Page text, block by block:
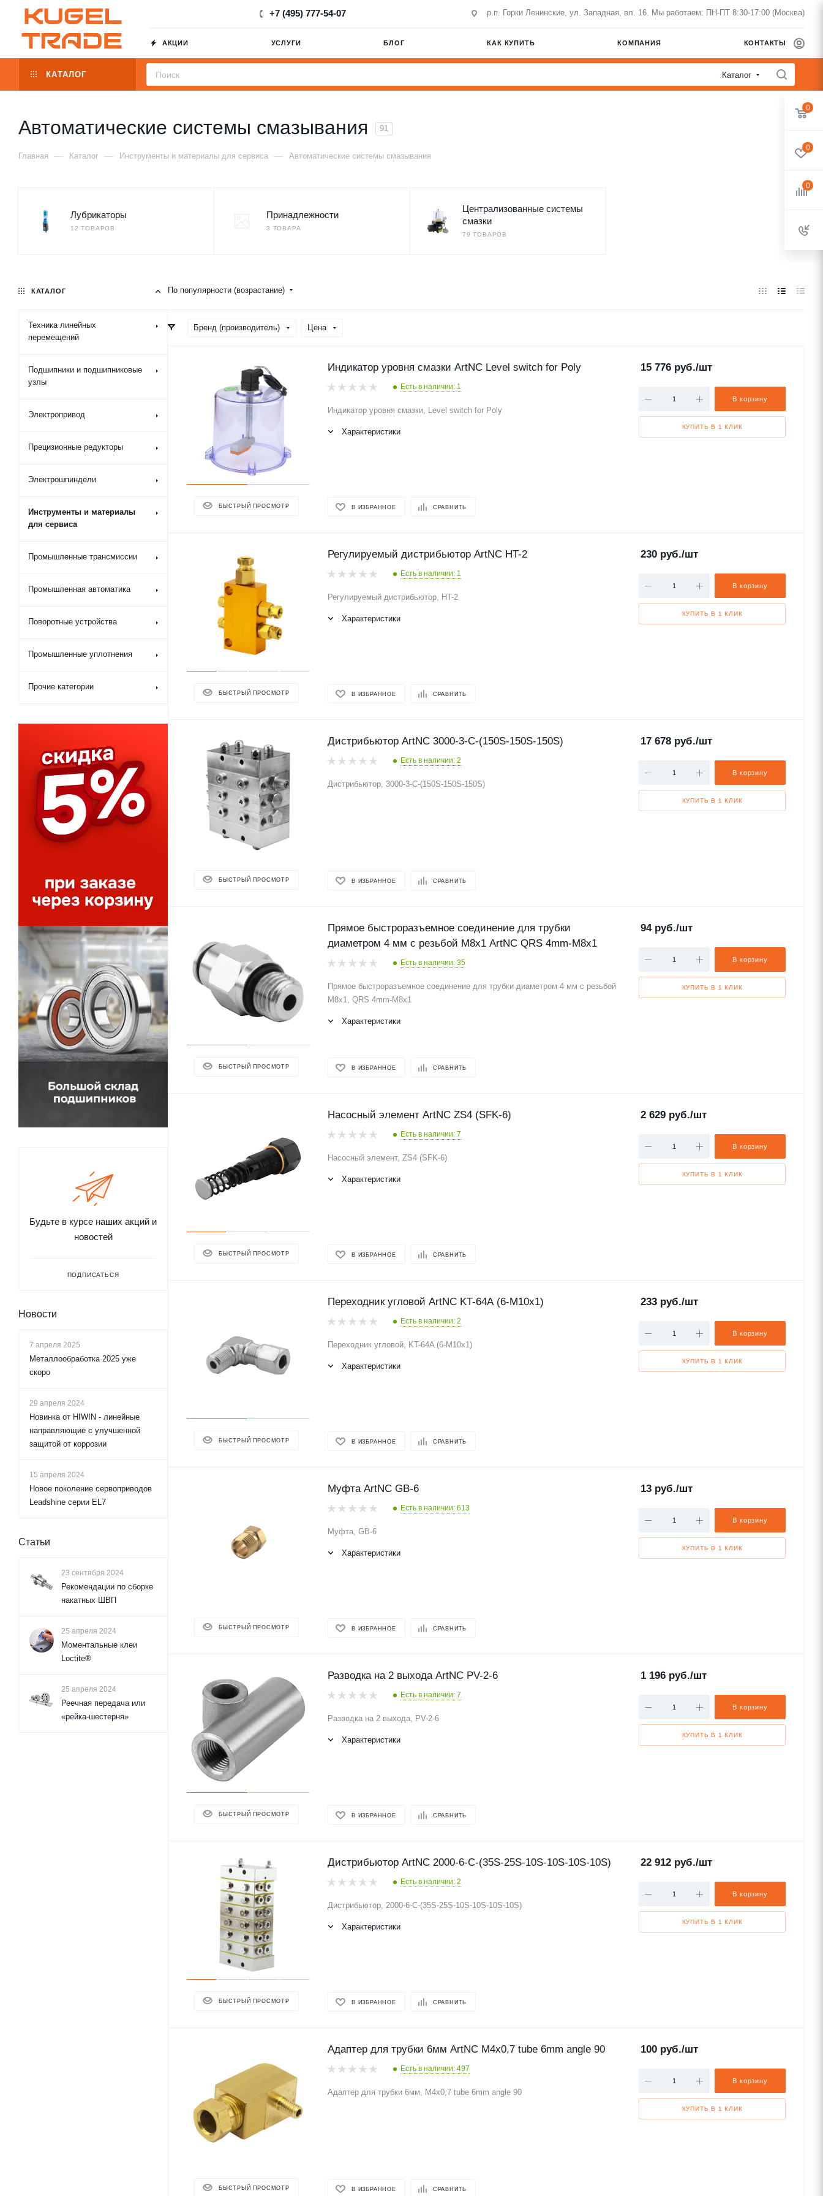
+7 (495) 777-54-07 р.п. Горки Ленинские, ул. Западная, вл. 16. Мы работаем: ПН-ПТ 8:30-17:00 (Москва)
АКЦИИ УСЛУГИ БЛОГ КАК КУПИТЬ КОМПАНИЯ КОНТАКТЫ
КАТАЛОГ Каталог
Автоматические системы смазывания 91
Главная — Каталог — Инструменты и материалы для сервиса — Автоматические системы смазывания
Лубрикаторы
12 ТОВАРОВ
Принадлежности
3 ТОВАРА
Централизованные системы
смазки
79 ТОВАРОВ
По популярности (возрастание)
Бренд (производитель) Цена
БЫСТРЫЙ ПРОСМОТР
Индикатор уровня смазки ArtNC Level switch for Poly
Есть в наличии: 1
Индикатор уровня смазки, Level switch for Poly
Характеристики
В ИЗБРАННОЕ СРАВНИТЬ
15 776 руб./шт
В корзину
КУПИТЬ В 1 КЛИК
БЫСТРЫЙ ПРОСМОТР
Регулируемый дистрибьютор ArtNC HT-2
Есть в наличии: 1
Регулируемый дистрибьютор, HT-2
Характеристики
В ИЗБРАННОЕ СРАВНИТЬ
230 руб./шт
В корзину
КУПИТЬ В 1 КЛИК
БЫСТРЫЙ ПРОСМОТР
Дистрибьютор ArtNC 3000-3-C-(150S-150S-150S)
Есть в наличии: 2
Дистрибьютор, 3000-3-C-(150S-150S-150S)
В ИЗБРАННОЕ СРАВНИТЬ
17 678 руб./шт
В корзину
КУПИТЬ В 1 КЛИК
БЫСТРЫЙ ПРОСМОТР
Прямое быстроразъемное соединение для трубки
диаметром 4 мм с резьбой М8х1 ArtNC QRS 4mm-M8x1
Есть в наличии: 35
Прямое быстроразъемное соединение для трубки диаметром 4 мм с резьбой
М8х1, QRS 4mm-M8x1
Характеристики
В ИЗБРАННОЕ СРАВНИТЬ
94руб./шт
В корзину
КУПИТЬ В 1 КЛИК
БЫСТРЫЙ ПРОСМОТР
Насосный элемент ArtNC ZS4 (SFK-6)
Есть в наличии: 7
Насосный элемент, ZS4 (SFK-6)
Характеристики
В ИЗБРАННОЕ СРАВНИТЬ
2 629 руб./шт
В корзину
КУПИТЬ В 1 КЛИК
БЫСТРЫЙ ПРОСМОТР
Переходник угловой ArtNC KT-64A (6-M10x1)
Есть в наличии: 2
Переходник угловой, KT-64A (6-M10x1)
Характеристики
В ИЗБРАННОЕ СРАВНИТЬ
233 руб./шт
В корзину
КУПИТЬ В 1 КЛИК
БЫСТРЫЙ ПРОСМОТР
Муфта ArtNC GB-6
Есть в наличии: 613
Муфта, GB-6
Характеристики
В ИЗБРАННОЕ СРАВНИТЬ
13 руб./шт
В корзину
КУПИТЬ В 1 КЛИК
БЫСТРЫЙ ПРОСМОТР
Разводка на 2 выхода ArtNC PV-2-6
Есть в наличии: 7
Разводка на 2 выхода, PV-2-6
Характеристики
В ИЗБРАННОЕ СРАВНИТЬ
1 196 руб./шт
В корзину
КУПИТЬ В 1 КЛИК
БЫСТРЫЙ ПРОСМОТР
Дистрибьютор ArtNC 2000-6-C-(35S-25S-10S-10S-10S-10S)
Есть в наличии: 2
Дистрибьютор, 2000-6-C-(35S-25S-10S-10S-10S-10S)
Характеристики
В ИЗБРАННОЕ СРАВНИТЬ
22 912 руб./шт
В корзину
КУПИТЬ В 1 КЛИК
БЫСТРЫЙ ПРОСМОТР
Адаптер для трубки 6мм ArtNC M4x0,7 tube 6mm angle 90
Есть в наличии: 497
Адаптер для трубки 6мм, M4x0,7 tube 6mm angle 90
В ИЗБРАННОЕ СРАВНИТЬ
100 руб./шт
В корзину
КУПИТЬ В 1 КЛИК
КАТАЛОГ
Техника линейных
перемещений
Подшипники и подшипниковые
узлы
Электропривод
Прецизионные редукторы
Электрошпиндели
Инструменты и материалы
для сервиса
Промышленные трансмиссии
Промышленная автоматика
Поворотные устройства
Промышленные уплотнения
Прочие категории
Будьте в курсе наших акций и
новостей
ПОДПИСАТЬСЯ
Новости
7 апреля 2025
Металлообработка 2025 уже
скоро
29 апреля 2024
Новинка от HIWIN - линейные
направляющие с улучшенной
защитой от коррозии
15 апреля 2024
Новое поколение сервоприводов
Leadshine серии EL7
Статьи
23 сентября 2024
Рекомендации по сборке
накатных ШВП
25 апреля 2024
Моментальные клеи
Loctite®
25 апреля 2024
Реечная передача или
«рейка-шестерня»
0
0
0